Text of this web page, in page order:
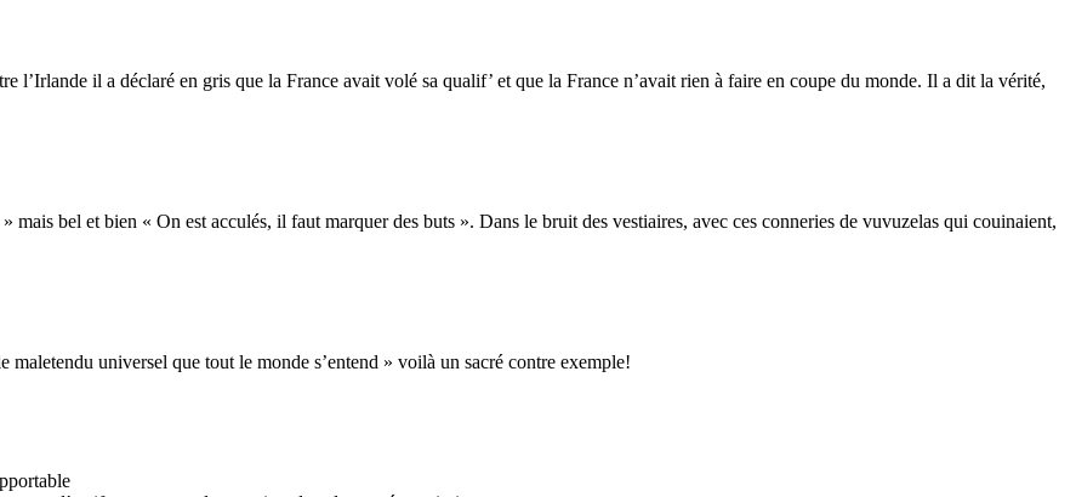
l’Irlande il a déclaré en gris que la France avait volé sa qualif’ et que la France n’avait rien à faire en coupe du monde. Il a dit la vérité,
mais bel et bien « On est acculés, il faut marquer des buts ». Dans le bruit des vestiaires, avec ces conneries de vuvuzelas qui couinaient,
maletendu universel que tout le monde s’entend » voilà un sacré contre exemple!